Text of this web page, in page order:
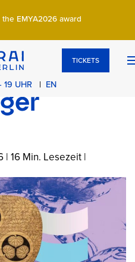
EMYA2026 award
TICKETS
19 UHR | EN
| 16 Min. Lesezeit |